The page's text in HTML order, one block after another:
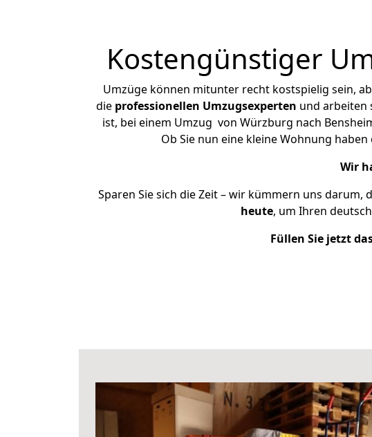
Kostengünstiger
Umzüge können mitunter recht kostspielig sein,
die professionellen Umzugsexperten und arbeiten
ist, bei einem Umzug von Würzburg nach
Ob Sie nun eine kleine Wohnung
Wir
Sparen Sie sich die Zeit – wir kümmern uns darum,
heute, um Ihren
Füllen Sie jetzt